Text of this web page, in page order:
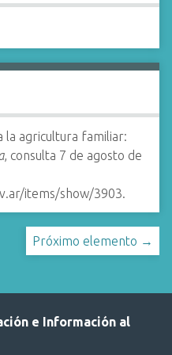
la agricultura familiar:
, consulta 7 de agosto de
items/show/3903.
Próximo elemento →
e Información al